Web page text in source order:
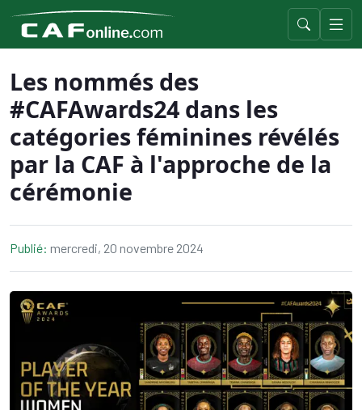
Les nommés des
#CAFAwards24 dans les
catégories féminines révélés
par la CAF à l'approche de la
cérémonie
Publié: mercredi, 20 novembre 2024